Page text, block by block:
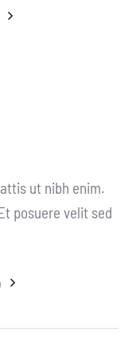
ut nibh enim.
posuere velit sed